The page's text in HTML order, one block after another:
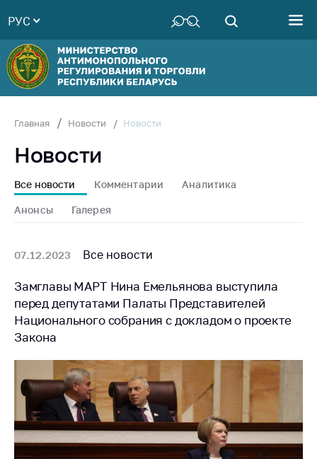
Руководство
Структура
Министерства
Территориальные
Законодательство
Антикоррупционная
деятельность
совет
Соискателям
Награждения
Белорусская
универсальная
товарная биржа
Общественная
жизнь
Идеологическая
работа
РУС
Главная Новости Новости
Новости
Все новости Комментарии Аналитика
Анонсы Галерея
07.12.2023 Все новости
Замглавы МАРТ Нина Емельянова выступила
перед депутатами Палаты Представителей
Национального собрания с докладом о проекте
Закона